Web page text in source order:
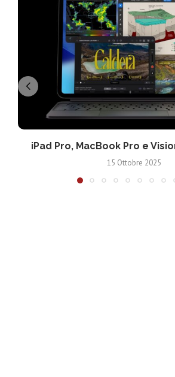
iPad Pro, MacBook Pro e
15 Ottobre 2025